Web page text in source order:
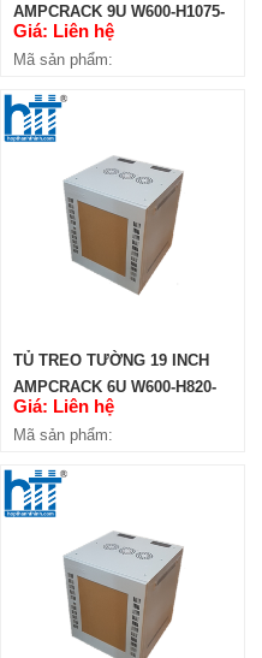
AMPCRACK 9U W600-H1075-
D450
Giá: Liên hệ
Mã sản phẩm:
TỦ TREO TƯỜNG 19 INCH
AMPCRACK 6U W600-H820-
D600
Giá: Liên hệ
Mã sản phẩm: